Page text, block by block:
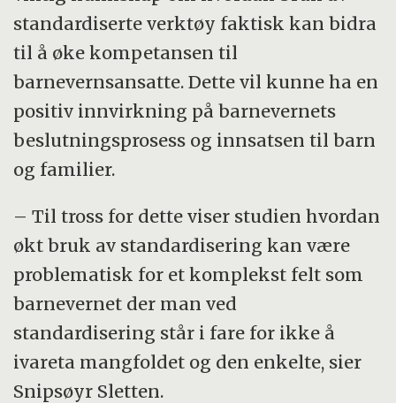
standardiserte verktøy faktisk kan bidra
til å øke kompetansen til
barnevernsansatte. Dette vil kunne ha en
positiv innvirkning på barnevernets
beslutningsprosess og innsatsen til barn
og familier.
– Til tross for dette viser studien hvordan
økt bruk av standardisering kan være
problematisk for et komplekst felt som
barnevernet der man ved
standardisering står i fare for ikke å
ivareta mangfoldet og den enkelte, sier
Snipsøyr Sletten.